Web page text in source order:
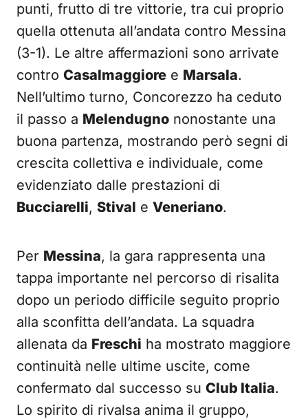
punti, frutto di tre vittorie, tra cui proprio
quella ottenuta all’andata contro Messina
(3-1). Le altre affermazioni sono arrivate
contro Casalmaggiore e Marsala.
Nell’ultimo turno, Concorezzo ha ceduto
il passo a Melendugno nonostante una
buona partenza, mostrando però segni di
crescita collettiva e individuale, come
evidenziato dalle prestazioni di
Bucciarelli, Stival e Veneriano.
Per Messina, la gara rappresenta una
tappa importante nel percorso di risalita
dopo un periodo difficile seguito proprio
alla sconfitta dell’andata. La squadra
allenata da Freschi ha mostrato maggiore
continuità nelle ultime uscite, come
confermato dal successo su Club Italia.
Lo spirito di rivalsa anima il gruppo,